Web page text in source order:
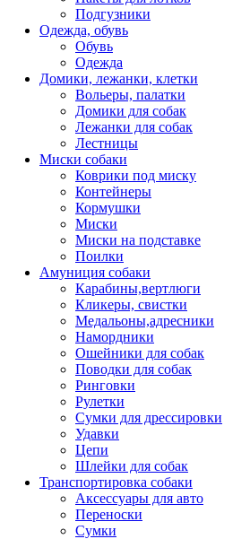
Подгузники
Одежда, обувь
Обувь
Одежда
Домики, лежанки, клетки
Вольеры, палатки
Домики для собак
Лежанки для собак
Лестницы
Миски собаки
Коврики под миску
Контейнеры
Кормушки
Миски
Миски на подставке
Поилки
Амуниция собаки
Карабины,вертлюги
Кликеры, свистки
Медальоны,адресники
Намордники
Ошейники для собак
Поводки для собак
Ринговки
Рулетки
Сумки для дрессировки
Удавки
Цепи
Шлейки для собак
Транспортировка собаки
Аксессуары для авто
Переноски
Сумки